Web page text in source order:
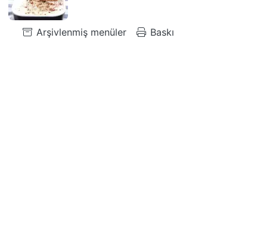
Arşivlenmiş menüler Baskı